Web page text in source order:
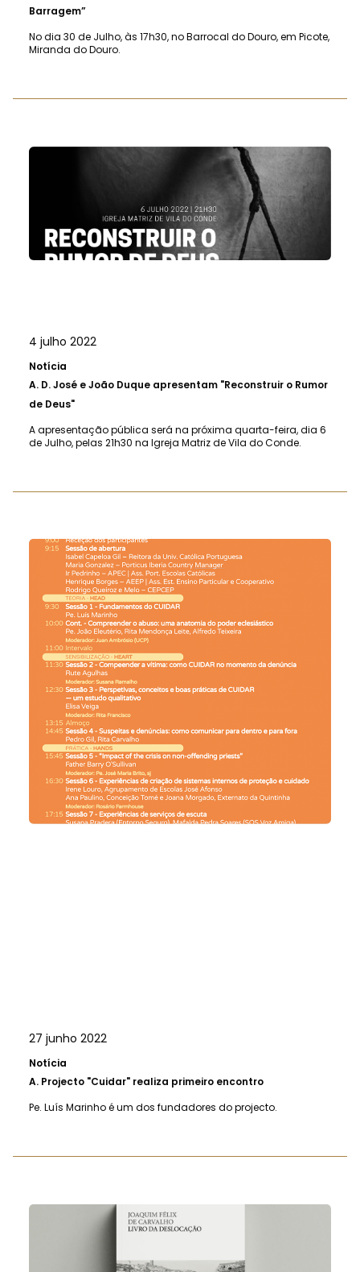
Barragem”
No dia 30 de Julho, às 17h30, no Barrocal do Douro, em Picote,
Miranda do Douro.
4 julho 2022
Notícia
A. D. José e João Duque apresentam "Reconstruir o Rumor
de Deus"
A apresentação pública será na próxima quarta-feira, dia 6
de Julho, pelas 21h30 na Igreja Matriz de Vila do Conde.
27 junho 2022
Notícia
A. Projecto "Cuidar" realiza primeiro encontro
Pe. Luís Marinho é um dos fundadores do projecto.